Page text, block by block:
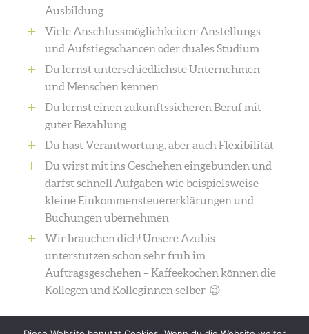
Ausbildung
Viele Anschlussmöglichkeiten: Anstellungs-
und Aufstiegschancen oder duales Studium
Du lernst unterschiedlichste Unternehmen
und Menschen kennen
Du lernst einen zukunftssicheren Beruf mit
guter Bezahlung
Du hast Verantwortung, aber auch Flexibilität
Du wirst mit ins Geschehen eingebunden und
darfst schnell Aufgaben wie beispielsweise
kleine Einkommensteuererklärungen und
Buchungen übernehmen
Wir brauchen dich! Unsere Azubis
unterstützen schon sehr früh im
Auftragsgeschehen – Kaffeekochen können die
Kollegen und Kolleginnen selber 😉